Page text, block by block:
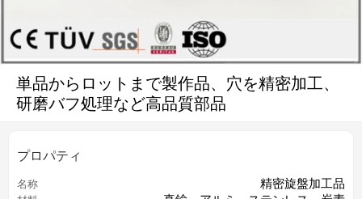
単品からロットまで製作品、穴を精密加工、
研磨バフ処理など高品質部品
プロパティ
名称 精密旋盤加工品